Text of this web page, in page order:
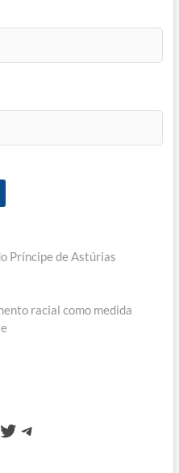
Príncipe de Astúrias
racial como medida
Twitter
Telegram